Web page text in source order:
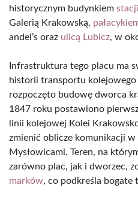
historycznym budynkiem
Galerią Krakowską,
andel’s oraz ulicą Lubicz, w
Infrastruktura tego placu ma
historii transportu
rozpoczęto budowę dworca
1847 roku postawiono
linii kolejowej Kolei
zmienić oblicze komunikacji w
Mysłowicami. Teren, na
zarówno plac, jak i dworzec,
marków, co podkreśla bogate